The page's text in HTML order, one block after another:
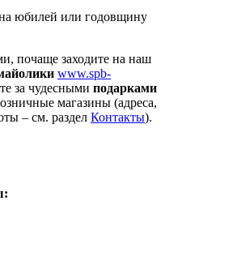
юбилей или годовщину
почаще заходите на наш
www.spb-
за чудесными подарками
магазины (адреса,
– см. раздел Контакты).